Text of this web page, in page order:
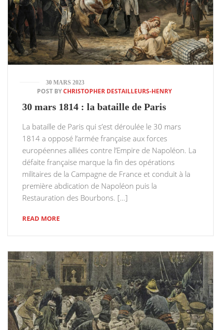
30 MARS 2023
POST BYCHRISTOPHER DESTAILLEURS-HENRY
30 mars 1814 : la bataille de Paris
La bataille de Paris qui s’est déroulée le 30 mars
1814 a opposé l’armée française aux forces
européennes alliées contre l’Empire de Napoléon. La
défaite française marque la fin des opérations
militaires de la Campagne de France et conduit à la
première abdication de Napoléon puis la
Restauration des Bourbons. […]
READ MORE